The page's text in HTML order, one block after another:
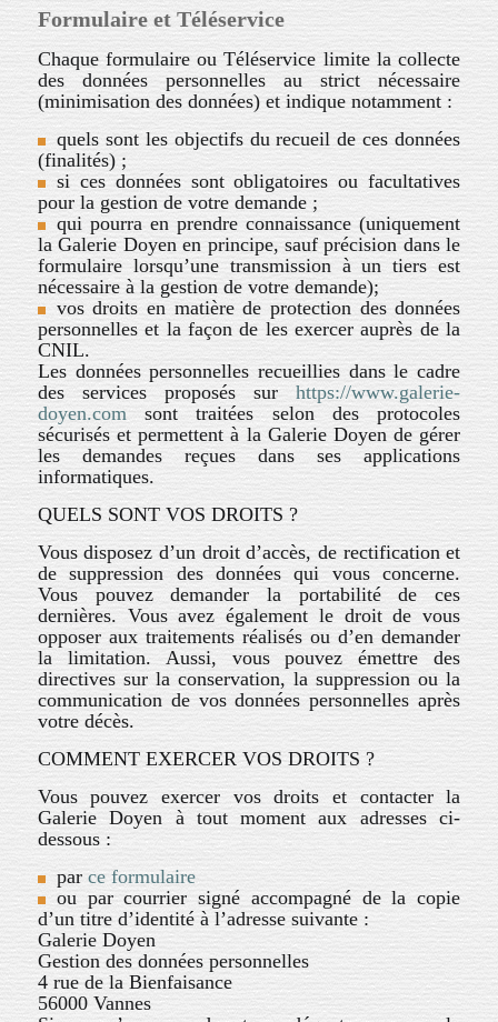
Formulaire et Téléservice
Chaque formulaire ou Téléservice limite la collecte
des données personnelles au strict nécessaire
(minimisation des données) et indique notamment :
quels sont les objectifs du recueil de ces données
(finalités) ;
si ces données sont obligatoires ou facultatives
pour la gestion de votre demande ;
qui pourra en prendre connaissance (uniquement
la Galerie Doyen en principe, sauf précision dans le
formulaire lorsqu’une transmission à un tiers est
nécessaire à la gestion de votre demande);
vos droits en matière de protection des données
personnelles et la façon de les exercer auprès de la
CNIL.
Les données personnelles recueillies dans le cadre
des services proposés surhttps://www.galerie-
doyen.com sont traitées selon des protocoles
sécurisés et permettent à la Galerie Doyen de gérer
les demandes reçues dans ses applications
informatiques.
QUELS SONT VOS DROITS ?
Vous disposez d’un droit d’accès, de rectification et
de suppression des données qui vous concerne.
Vous pouvez demander la portabilité de ces
dernières. Vous avez également le droit de vous
opposer aux traitements réalisés ou d’en demander
la limitation.
Aussi, vous pouvez émettre des
directives sur la conservation, la suppression ou la
communication de vos données personnelles après
votre décès.
COMMENT EXERCER VOS DROITS ?
Vous pouvez exercer vos droits et contacter la
Galerie Doyen à tout moment aux adresses ci-
dessous :
par ce formulaire
ou par courrier signé accompagné de la copie
d’un titre d’identité à l’adresse suivante :
Galerie Doyen
Gestion des données personnelles
4 rue de la Bienfaisance
56000 Vannes